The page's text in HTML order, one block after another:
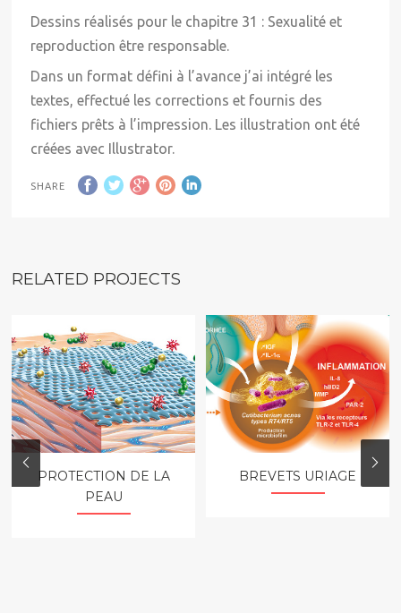
Dessins réalisés pour le chapitre 31 : Sexualité et
reproduction être responsable.
Dans un format défini à l’avance j’ai intégré les
textes, effectué les corrections et fournis des
fichiers prêts à l’impression. Les illustration ont été
créées avec Illustrator.
SHARE
RELATED PROJECTS
PROTECTION DE LA
PEAU
BREVETS URIAGE